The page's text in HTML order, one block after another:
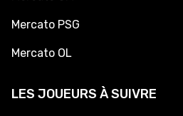
Mercato PSG
Mercato OL
LES JOUEURS À SUIVRE